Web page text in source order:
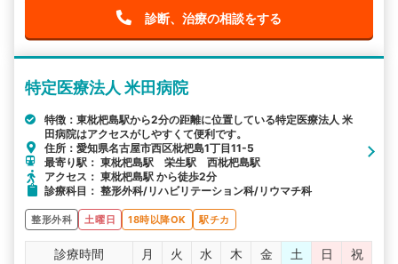
診断、治療の相談をする
特定医療法人 米田病院
特徴：東枇杷島駅から2分の距離に位置している特定医療法人 米
田病院はアクセスがしやすくて便利です。
住所：愛知県名古屋市西区枇杷島1丁目11-5
最寄り駅： 東枇杷島駅 栄生駅 西枇杷島駅
アクセス： 東枇杷島駅 から徒歩2分
診療科目： 整形外科/リハビリテーション科/リウマチ科
整形外科 土曜日 18時以降OK 駅チカ
診療時間 月 火 水 木 金 土 日
祝